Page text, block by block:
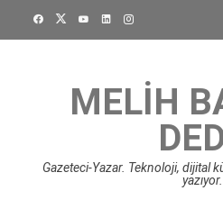
MELIH
Gazeteci-Yazar. Teknoloji, dijital
yazıyor.